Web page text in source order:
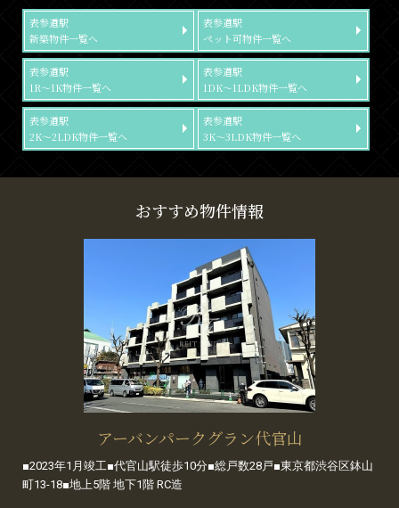
表参道駅
新築物件一覧へ
表参道駅
ペット可物件一覧へ
表参道駅
1R～1K物件一覧へ
表参道駅
1DK～1LDK物件一覧へ
表参道駅
2K～2LDK物件一覧へ
表参道駅
3K～3LDK物件一覧へ
おすすめ物件情報
アーバンパークグラン代官山
■2023年1月竣工■代官山駅徒歩10分■総戸数28戸■東京都渋谷区鉢山
町13-18■地上5階 地下1階 RC造